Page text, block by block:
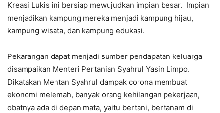
Kreasi Lukis ini bersiap mewujudkan impian besar. Impian
menjadikan kampung mereka menjadi kampung hijau,
kampung wisata, dan kampung edukasi.
Pekarangan dapat menjadi sumber pendapatan keluarga
disampaikan Menteri Pertanian Syahrul Yasin Limpo.
Dikatakan Mentan Syahrul dampak corona membuat
ekonomi melemah, banyak orang kehilangan pekerjaan,
obatnya ada di depan mata, yaitu bertani, bertanam di